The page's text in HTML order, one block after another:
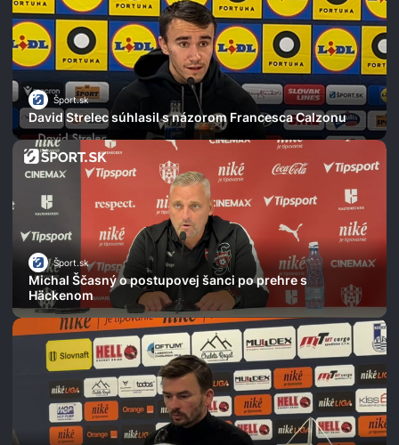
Šport.sk
David Strelec súhlasil s názorom Francesca Calzonu
Šport.sk
Michal Ščasný o postupovej šanci po prehre s
Häckenom